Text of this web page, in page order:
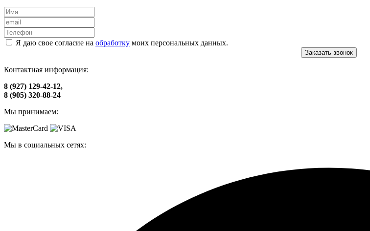
Я даю свое согласие на обработку моих персональных данных.
Заказать звонок
Контактная информация:
8 (927) 129-42-12,
8 (905) 320-88-24
Мы принимаем:
Мы в социальных сетях: